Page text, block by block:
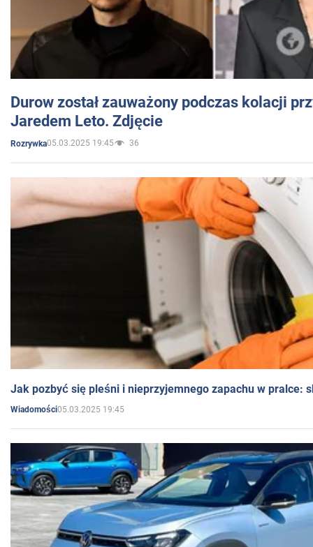
Durow został zauważony podczas kolacji
Jaredem Leto. Zdjęcie
Rozrywka05.03.2025 19:45 36
Jak pozbyć się pleśni i nieprzyjemnego zapachu w pralce:
Wiadomości05.03.2025 19:45